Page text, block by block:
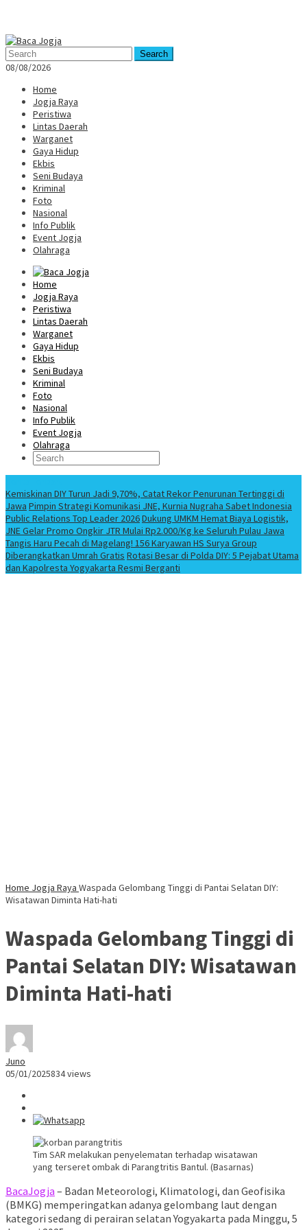
Mobile
Menu
Search
08/08/2026
Home
Jogja Raya
Peristiwa
Lintas Daerah
Warganet
Gaya Hidup
Ekbis
Seni Budaya
Kriminal
Foto
Nasional
Info Publik
Event Jogja
Olahraga
Home
Jogja Raya
Peristiwa
Lintas Daerah
Warganet
Gaya Hidup
Ekbis
Seni Budaya
Kriminal
Foto
Nasional
Info Publik
Event Jogja
Olahraga
Kemiskinan DIY Turun Jadi 9,70%, Catat Rekor Penurunan Tertinggi di
Jawa Pimpin Strategi Komunikasi JNE, Kurnia Nugraha Sabet Indonesia
Public Relations Top Leader 2026Dukung UMKM Hemat Biaya Logistik,
JNE Gelar Promo Ongkir JTR Mulai Rp2.000/Kg ke Seluruh Pulau Jawa
Tangis Haru Pecah di Magelang! 156 Karyawan HS Surya Group
Diberangkatkan Umrah Gratis Rotasi Besar di Polda DIY: 5 Pejabat Utama
dan Kapolresta Yogyakarta Resmi Berganti
Home Jogja Raya Waspada Gelombang Tinggi di Pantai Selatan DIY:
Wisatawan Diminta Hati-hati
Waspada Gelombang Tinggi di
Pantai Selatan DIY: Wisatawan
Diminta Hati-hati
Juno
05/01/2025834 views
Tim SAR melakukan penyelematan terhadap wisatawan
yang terseret ombak di Parangtritis Bantul. (Basarnas)
BacaJogja – Badan Meteorologi, Klimatologi, dan Geofisika
(BMKG) memperingatkan adanya gelombang laut dengan
kategori sedang di perairan selatan Yogyakarta pada Minggu, 5